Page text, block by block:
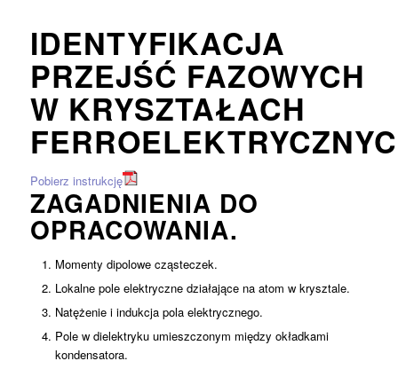
IDENTYFIKACJA
PRZEJŚĆ FAZOWYCH
W KRYSZTAŁACH
Pobierz instrukcję
ZAGADNIENIA DO
OPRACOWANIA.
Momenty dipolowe cząsteczek.
Lokalne pole elektryczne działające na atom w krysztale.
Natężenie i indukcja pola elektrycznego.
Pole w dielektryku umieszczonym między okładkami
kondensatora.